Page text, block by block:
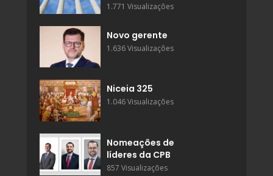
1.771 Visualizações
Novo gerente
1.636 Visualizações
Niceia 325
1.046 Visualizações
Nomeações de
líderes da CPB
857 Visualizações